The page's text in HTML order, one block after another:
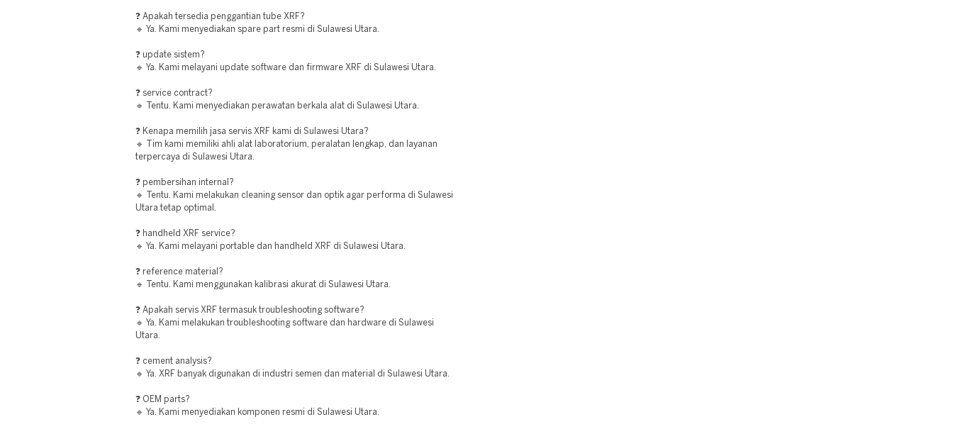
❓ Apakah tersedia penggantian tube XRF?
🔹 Ya. Kami menyediakan spare part resmi di Sulawesi Utara.
❓ update sistem?
🔹 Ya. Kami melayani update software dan firmware XRF di Sulawesi Utara.
❓ service contract?
🔹 Tentu. Kami menyediakan perawatan berkala alat di Sulawesi Utara.
❓ Kenapa memilih jasa servis XRF kami di Sulawesi Utara?
🔹 Tim kami memiliki ahli alat laboratorium, peralatan lengkap, dan layanan
terpercaya di Sulawesi Utara.
❓ pembersihan internal?
🔹 Tentu. Kami melakukan cleaning sensor dan optik agar performa di Sulawesi
Utara tetap optimal.
❓ handheld XRF service?
🔹 Ya. Kami melayani portable dan handheld XRF di Sulawesi Utara.
❓ reference material?
🔹 Tentu. Kami menggunakan kalibrasi akurat di Sulawesi Utara.
❓ Apakah servis XRF termasuk troubleshooting software?
🔹 Ya. Kami melakukan troubleshooting software dan hardware di Sulawesi
Utara.
❓ cement analysis?
🔹 Ya. XRF banyak digunakan di industri semen dan material di Sulawesi Utara.
❓ OEM parts?
🔹 Ya. Kami menyediakan komponen resmi di Sulawesi Utara.